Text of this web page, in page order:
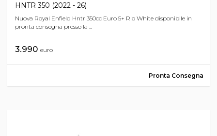
HNTR 350 (2022 - 26)
Nuova Royal Enfield Hntr 350cc Euro 5+ Rio White disponibile in
pronta consegna presso la ...
3.990 euro
Pronta Consegna